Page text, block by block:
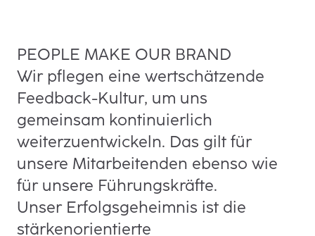
PEOPLE MAKE OUR BRAND
Wir pflegen eine wertschätzende
Feedback-Kultur, um uns
gemeinsam kontinuierlich
weiterzuentwickeln. Das gilt für
unsere Mitarbeitenden ebenso wie
für unsere Führungskräfte.
Unser Erfolgsgeheimnis ist die
stärkenorientierte